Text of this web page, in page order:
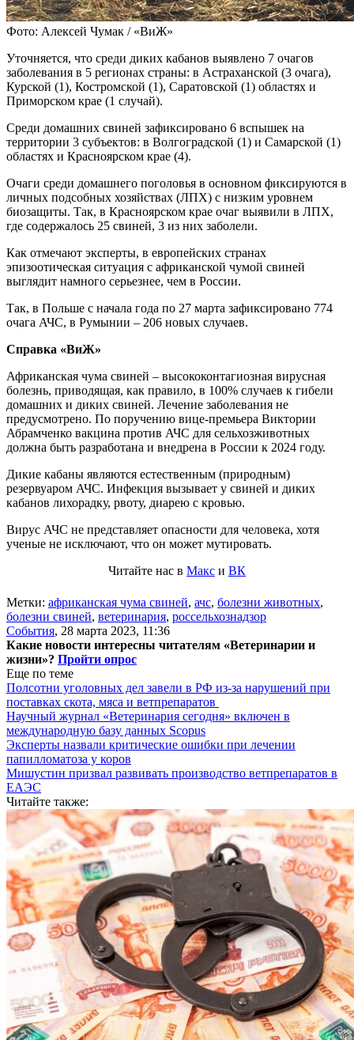
Фото: Алексей Чумак / «ВиЖ»
Уточняется, что среди диких кабанов выявлено 7 очагов
заболевания в 5 регионах страны: в Астраханской (3 очага),
Курской (1), Костромской (1), Саратовской (1) областях и
Приморском крае (1 случай).
Среди домашних свиней зафиксировано 6 вспышек на
территории 3 субъектов: в Волгоградской (1) и Самарской (1)
областях и Красноярском крае (4).
Очаги среди домашнего поголовья в основном фиксируются в
личных подсобных хозяйствах (ЛПХ) с низким уровнем
биозащиты. Так, в Красноярском крае очаг выявили в ЛПХ,
где содержалось 25 свиней, 3 из них заболели.
Как отмечают эксперты, в европейских странах
эпизоотическая ситуация с африканской чумой свиней
выглядит намного серьезнее, чем в России.
Так, в Польше с начала года по 27 марта зафиксировано 774
очага АЧС, в Румынии – 206 новых случаев.
Справка «ВиЖ»
Африканская чума свиней – высококонтагиозная вирусная
болезнь, приводящая, как правило, в 100% случаев к гибели
домашних и диких свиней. Лечение заболевания не
предусмотрено. По поручению вице-премьера Виктории
Абрамченко вакцина против АЧС для сельхозживотных
должна быть разработана и внедрена в России к 2024 году.
Дикие кабаны являются естественным (природным)
резервуаром АЧС. Инфекция вызывает у свиней и диких
кабанов лихорадку, рвоту, диарею с кровью.
Вирус АЧС не представляет опасности для человека, хотя
ученые не исключают, что он может мутировать.
Читайте нас в Макс и ВК
Метки: африканская чума свиней, ачс, болезни животных,
болезни свиней, ветеринария, россельхознадзор
События, 28 марта 2023, 11:36
Какие новости интересны читателям «Ветеринарии и
жизни»? Пройти опрос
Еще по теме
Полсотни уголовных дел завели в РФ из-за нарушений при
поставках скота, мяса и ветпрепаратов
Научный журнал «Ветеринария сегодня» включен в
международную базу данных Scopus
Эксперты назвали критические ошибки при лечении
папилломатоза у коров
Мишустин призвал развивать производство ветпрепаратов в
ЕАЭС
Читайте также: